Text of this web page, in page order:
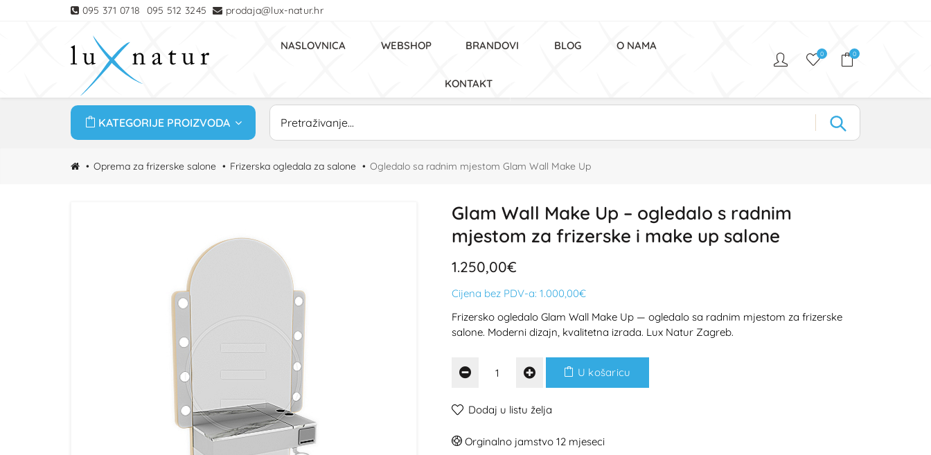
095 371 0718 095 512 3245 prodaja@lux-natur.hr
NASLOVNICA WEBSHOP BRANDOVI BLOG O NAMA
KONTAKT
0 0
KATEGORIJE PROIZVODA
Oprema za frizerske salone Frizerska ogledala za salone Ogledalo sa radnim mjestom Glam Wall Make Up
Glam Wall Make Up – ogledalo s radnim
mjestom za frizerske i make up salone
1.250,00€
Cijena bez PDV-a: 1.000,00€
Frizersko ogledalo Glam Wall Make Up — ogledalo sa radnim mjestom za frizerske
salone. Moderni dizajn, kvalitetna izrada. Lux Natur Zagreb.
U košaricu
Dodaj u listu želja
Orginalno jamstvo 12 mjeseci